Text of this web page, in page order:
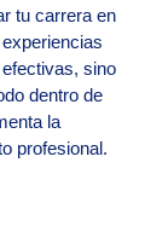
tu carrera en
sino
dentro de
la
profesional.